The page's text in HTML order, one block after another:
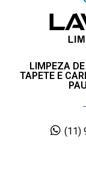
LIMPEZA
TAPETE E
(11)